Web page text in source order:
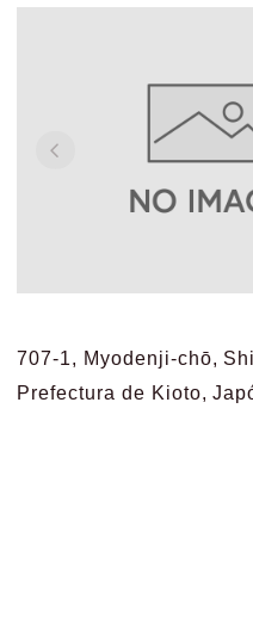
707-1, Myodenji-chō,
Prefectura de Kioto,